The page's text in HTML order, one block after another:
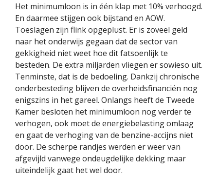
Het minimumloon is in één klap met 10% verhoogd.
En daarmee stijgen ook bijstand en AOW.
Toeslagen zijn flink opgeplust. Er is zoveel geld
naar het onderwijs gegaan dat de sector van
gekkigheid niet weet hoe dit fatsoenlijk te
besteden. De extra miljarden vliegen er sowieso uit.
Tenminste, dat is de bedoeling. Dankzij chronische
onderbesteding blijven de overheidsfinanciën nog
enigszins in het gareel. Onlangs heeft de Tweede
Kamer besloten het minimumloon nog verder te
verhogen, ook moet de energiebelasting omlaag
en gaat de verhoging van de benzine-accijns niet
door. De scherpe randjes werden er weer van
afgevijld vanwege ondeugdelijke dekking maar
uiteindelijk gaat het wel door.